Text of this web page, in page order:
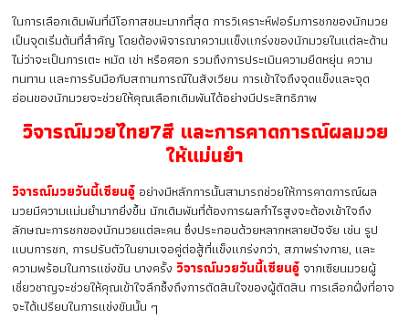
ในการเลือกเดิมพันที่มีโอกาสชนะมากที่สุด การวิเคราะห์ฟอร์มการชกของนักมวย
เป็นจุดเริ่มต้นที่สำคัญ โดยต้องพิจารณาความแข็งแกร่งของนักมวยในแต่ละด้าน
ไม่ว่าจะเป็นการเตะ หมัด เข่า หรือศอก รวมถึงการประเมินความยืดหยุ่น ความ
ทนทาน และการรับมือกับสถานการณ์ในสังเวียน การเข้าใจถึงจุดแข็งและจุด
อ่อนของนักมวยจะช่วยให้คุณเลือกเดิมพันได้อย่างมีประสิทธิภาพ
วิจารณ์มวยไทย7สี และการคาดการณ์ผลมวย
ให้แม่นยำ
วิจารณ์มวยวันนี้เซียนอู๋ อย่างมีหลักการนั้นสามารถช่วยให้การคาดการณ์ผล
มวยมีความแม่นยำมากยิ่งขึ้น นักเดิมพันที่ต้องการผลกำไรสูงจะต้องเข้าใจถึง
ลักษณะการชกของนักมวยแต่ละคน ซึ่งประกอบด้วยหลากหลายปัจจัย เช่น รูป
แบบการชก, การปรับตัวในยามเจอคู่ต่อสู้ที่แข็งแกร่งกว่า, สภาพร่างกาย, และ
ความพร้อมในการแข่งขัน บางครั้ง วิจารณ์มวยวันนี้เซียนอู๋ จากเซียนมวยผู้
เชี่ยวชาญจะช่วยให้คุณเข้าใจลึกซึ้งถึงการตัดสินใจของผู้ตัดสิน การเลือกฝั่งที่อาจ
จะได้เปรียบในการแข่งขันนั้น ๆ